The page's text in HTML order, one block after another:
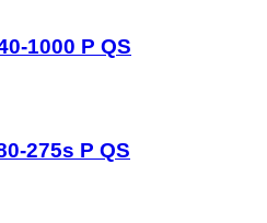
1000 P QS
275s P QS